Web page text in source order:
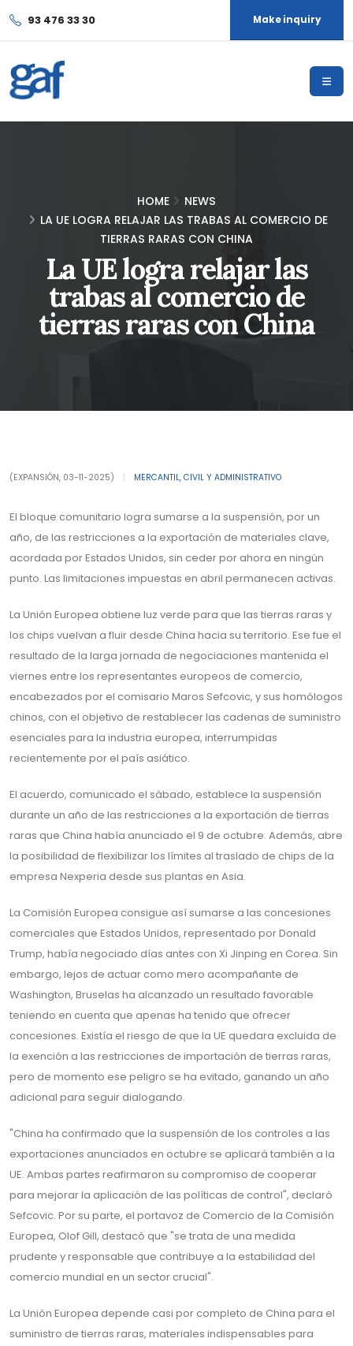
93 476 33 30 Make inquiry
HOME
NEWS
LA UE LOGRA RELAJAR LAS TRABAS AL COMERCIO DE
TIERRAS RARAS CON CHINA
La UE logra relajar las
trabas al comercio de
tierras raras con China
(EXPANSIÓN, 03-11-2025) MERCANTIL, CIVIL Y ADMINISTRATIVO
El bloque comunitario logra sumarse a la suspensión, por un
año, de las restricciones a la exportación de materiales clave,
acordada por Estados Unidos, sin ceder por ahora en ningún
punto. Las limitaciones impuestas en abril permanecen activas.
La Unión Europea obtiene luz verde para que las tierras raras y
los chips vuelvan a fluir desde China hacia su territorio. Ese fue el
resultado de la larga jornada de negociaciones mantenida el
viernes entre los representantes europeos de comercio,
encabezados por el comisario Maros Sefcovic, y sus homólogos
chinos, con el objetivo de restablecer las cadenas de suministro
esenciales para la industria europea, interrumpidas
recientemente por el país asiático.
El acuerdo, comunicado el sábado, establece la suspensión
durante un año de las restricciones a la exportación de tierras
raras que China había anunciado el 9 de octubre. Además, abre
la posibilidad de flexibilizar los límites al traslado de chips de la
empresa Nexperia desde sus plantas en Asia.
La Comisión Europea consigue así sumarse a las concesiones
comerciales que Estados Unidos, representado por Donald
Trump, había negociado días antes con Xi Jinping en Corea. Sin
embargo, lejos de actuar como mero acompañante de
Washington, Bruselas ha alcanzado un resultado favorable
teniendo en cuenta que apenas ha tenido que ofrecer
concesiones. Existía el riesgo de que la UE quedara excluida de
la exención a las restricciones de importación de tierras raras,
pero de momento ese peligro se ha evitado, ganando un año
adicional para seguir dialogando.
"China ha confirmado que la suspensión de los controles a las
exportaciones anunciados en octubre se aplicará también a la
UE. Ambas partes reafirmaron su compromiso de cooperar
para mejorar la aplicación de las políticas de control", declaró
Sefcovic. Por su parte, el portavoz de Comercio de la Comisión
Europea, Olof Gill, destacó que "se trata de una medida
prudente y responsable que contribuye a la estabilidad del
comercio mundial en un sector crucial".
La Unión Europea depende casi por completo de China para el
suministro de tierras raras, materiales indispensables para